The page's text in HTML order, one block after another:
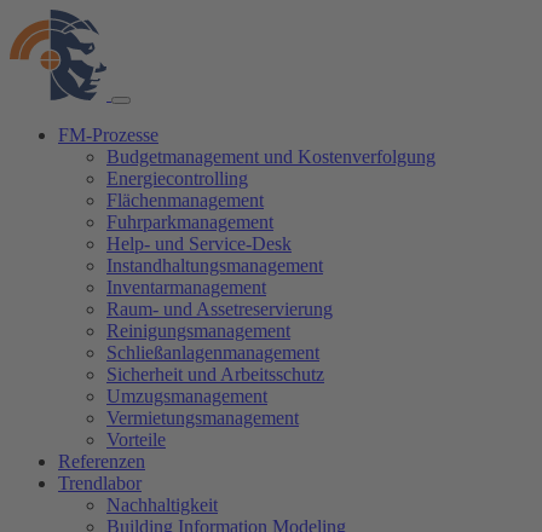
FM-Prozesse
Budgetmanagement und Kostenverfolgung
Energiecontrolling
Flächenmanagement
Fuhrparkmanagement
Help- und Service-Desk
Instandhaltungsmanagement
Inventarmanagement
Raum- und Assetreservierung
Reinigungsmanagement
Schließanlagenmanagement
Sicherheit und Arbeitsschutz
Umzugsmanagement
Vermietungsmanagement
Vorteile
Referenzen
Trendlabor
Nachhaltigkeit
Building Information Modeling